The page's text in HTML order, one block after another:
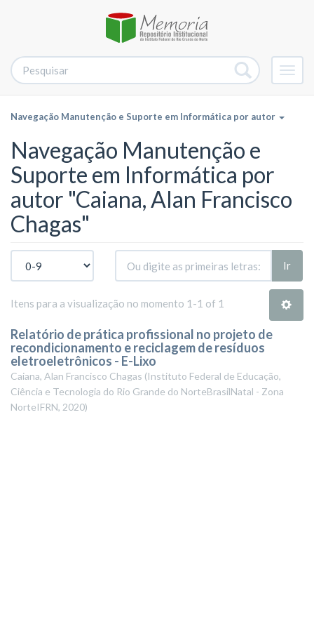
Navegação Manutenção e Suporte em Informática por autor
Navegação Manutenção e
Suporte em Informática por
autor "Caiana, Alan Francisco
Chagas"
Ir
Itens para a visualização no momento 1-1 of 1
Relatório de prática profissional no projeto de
recondicionamento e reciclagem de resíduos
eletroeletrônicos - E-Lixo
Caiana, Alan Francisco Chagas (Instituto Federal de Educação,
Ciência e Tecnologia do Rio Grande do NorteBrasilNatal - Zona
NorteIFRN, 2020)